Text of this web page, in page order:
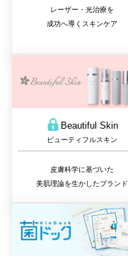
レーザー・光治療を
成功へ導くスキンケア
Beautiful Skin
ビューティフルスキン
皮膚科学に基づいた
美肌理論を生かしたブランド